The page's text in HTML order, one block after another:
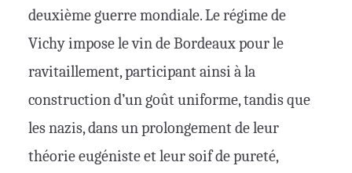
deuxième guerre mondiale. Le régime de
Vichy impose le vin de Bordeaux pour le
ravitaillement, participant ainsi à la
construction d’un goût uniforme, tandis que
les nazis, dans un prolongement de leur
théorie eugéniste et leur soif de pureté,